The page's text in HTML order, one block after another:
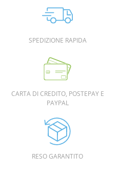
SPEDIZIONE RAPIDA
CARTA DI CREDITO, POSTEPAY E
PAYPAL
RESO GARANTITO